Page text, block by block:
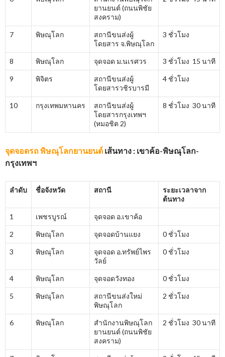
ยานยนต์ (ถนนพิชัย
สงคราม)
7 พิษณุโลก
สถานีขนส่งผู้
โดยสาร จ.พิษณุโลก
3 ชั่วโมง
8 พิษณุโลก จุดจอด ม.นเรศวร 3 ชั่วโมง 15 นาที
9 พิจิตร
สถานีขนส่งผู้
โดยสารวชิรบารมี
4 ชั่วโมง
10 กรุงเทพมหานคร
สถานีขนส่งผู้
โดยสารกรุงเทพฯ
(หมอชิต 2)
8 ชั่วโมง 30 นาที
จุดจอดรถ พิษณุโลกยานยนต์ เส้นทาง : เขาค้อ-พิษณุโลก-
กรุงเทพฯ
ลำดับ ชื่อจังหวัด สถานี
ระยะเวลาจาก
ต้นทาง
1 เพชรบูรณ์ จุดจอด อ.เขาค้อ
2 พิษณุโลก จุดจอดบ้านแยง 0 ชั่วโมง
3 พิษณุโลก
จุดจอด อ.ทรัพย์ไพร
วัลย์
0 ชั่วโมง
4 พิษณุโลก จุดจอดวังทอง 0 ชั่วโมง
5 พิษณุโลก
สถานีขนส่งใหม่
พิษณุโลก
2 ชั่วโมง
6 พิษณุโลก
สำนักงานพิษณุโลก
ยานยนต์ (ถนนพิชัย
สงคราม)
2 ชั่วโมง 30 นาที